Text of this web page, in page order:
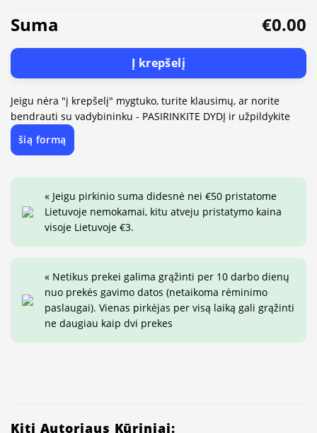
Suma €0.00
Į krepšelį
Jeigu nėra "į krepšelį" mygtuko, turite klausimų, ar norite
bendrauti su vadybininku - PASIRINKITE DYDĮ ir užpildykite
šią formą
« Jeigu pirkinio suma didesnė nei €50 pristatome
Lietuvoje nemokamai, kitu atveju pristatymo kaina
visoje Lietuvoje €3.
« Netikus prekei galima grąžinti per 10 darbo dienų
nuo prekės gavimo datos (netaikoma rėminimo
paslaugai). Vienas pirkėjas per visą laiką gali grąžinti
ne daugiau kaip dvi prekes
Kiti Autoriaus Kūriniai: